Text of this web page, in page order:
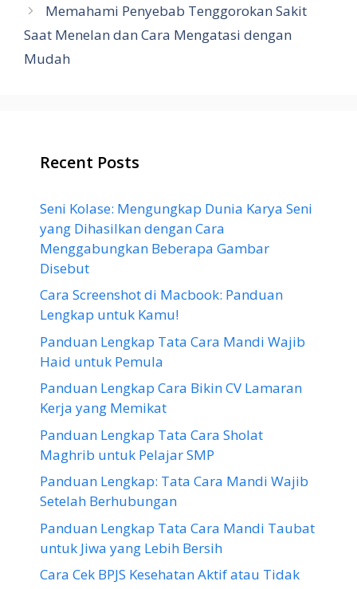
Memahami Penyebab Tenggorokan Sakit
Saat Menelan dan Cara Mengatasi dengan
Mudah
Recent Posts
Seni Kolase: Mengungkap Dunia Karya Seni
yang Dihasilkan dengan Cara
Menggabungkan Beberapa Gambar
Disebut
Cara Screenshot di Macbook: Panduan
Lengkap untuk Kamu!
Panduan Lengkap Tata Cara Mandi Wajib
Haid untuk Pemula
Panduan Lengkap Cara Bikin CV Lamaran
Kerja yang Memikat
Panduan Lengkap Tata Cara Sholat
Maghrib untuk Pelajar SMP
Panduan Lengkap: Tata Cara Mandi Wajib
Setelah Berhubungan
Panduan Lengkap Tata Cara Mandi Taubat
untuk Jiwa yang Lebih Bersih
Cara Cek BPJS Kesehatan Aktif atau Tidak